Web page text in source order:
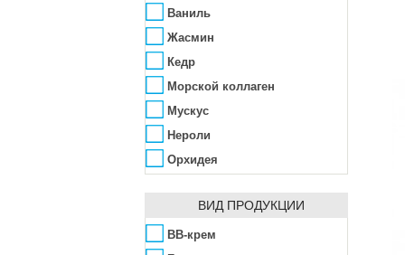
Ainhoa
Alba Botanica
Alfred Dunhill
ALG&SPA
Algologie
Algotherm
Alissa Beauté
AlmaWin
Alpen Dent
Ваниль
Жасмин
Кедр
Морской коллаген
Мускус
Нероли
Орхидея
Розовый перец
ВИД ПРОДУКЦИИ
BB-крем